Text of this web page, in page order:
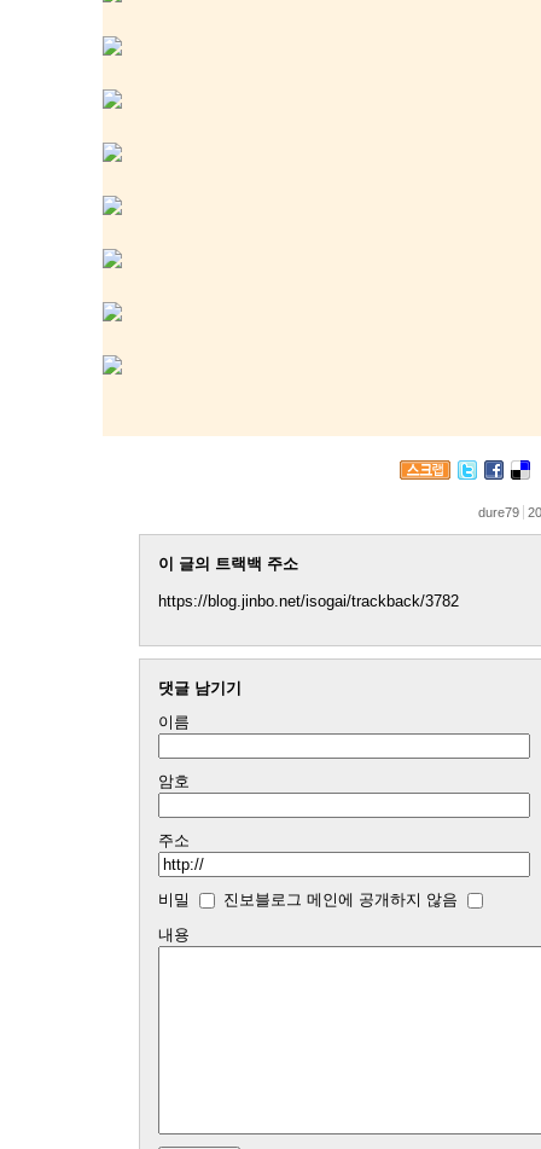
dure79
이 글의 트랙백 주소
https://blog.jinbo.net/isogai/trackback/3782
댓글 남기기
이름
암호
주소
비밀
진보블로그 메인에 공개하지 않음
내용